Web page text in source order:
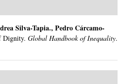
Silva-Tapia., Pedro Cárcamo-
Dignity. Global Handbook of Inequality.